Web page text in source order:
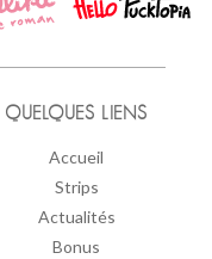
QUELQUES LIENS
Accueil
Strips
Actualités
Bonus